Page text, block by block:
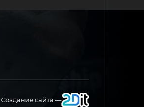
Создание сайта —